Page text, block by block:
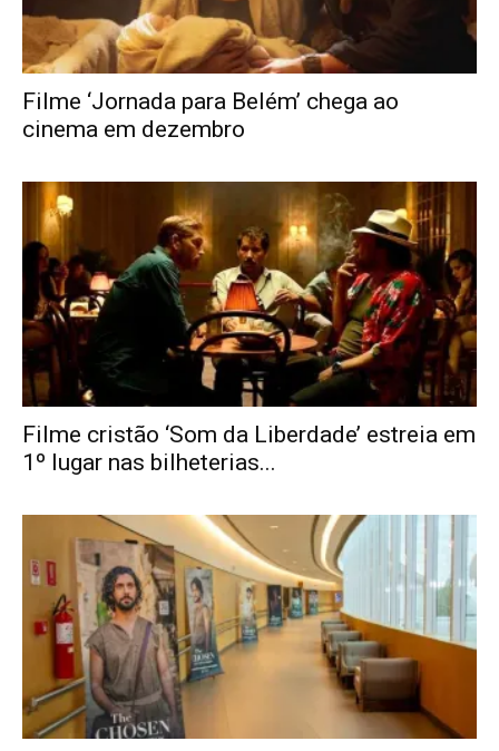
Filme ‘Jornada para Belém’ chega ao
cinema em dezembro
Filme cristão ‘Som da Liberdade’ estreia em
1º lugar nas bilheterias...